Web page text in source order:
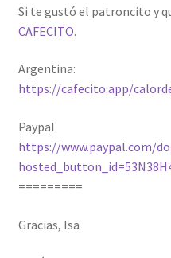
Si te gustó el patroncito y
CAFECITO.
Argentina:
https://cafecito.app/
Paypal
https://www.paypal.com/
=========
Gracias, Isa